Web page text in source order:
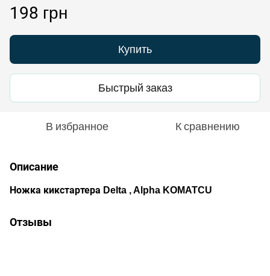
198 грн
Купить
Быстрый заказ
В избранное К сравнению
Описание
Ножка кикстартера Delta , Alpha KOMATCU
Отзывы